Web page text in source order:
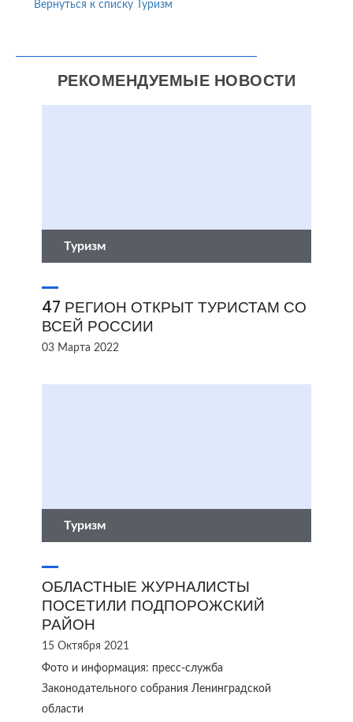
Вернуться к списку Туризм
РЕКОМЕНДУЕМЫЕ НОВОСТИ
Туризм
47 РЕГИОН ОТКРЫТ ТУРИСТАМ СО
ВСЕЙ РОССИИ
03 Марта 2022
Туризм
ОБЛАСТНЫЕ ЖУРНАЛИСТЫ
ПОСЕТИЛИ ПОДПОРОЖСКИЙ
РАЙОН
15 Октября 2021
Фото и информация: пресс-служба
Законодательного собрания Ленинградской
области